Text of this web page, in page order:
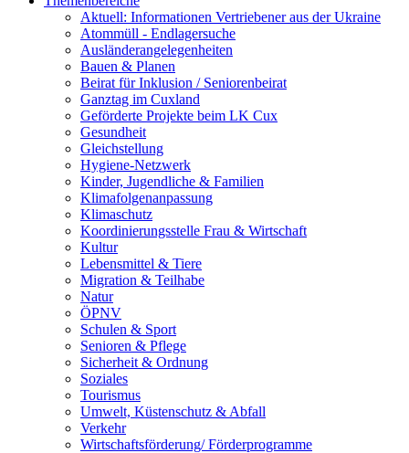
Aktuell: Informationen Vertriebener aus der Ukraine
Atommüll - Endlagersuche
Ausländerangelegenheiten
Bauen & Planen
Beirat für Inklusion / Seniorenbeirat
Ganztag im Cuxland
Geförderte Projekte beim LK Cux
Gesundheit
Gleichstellung
Hygiene-Netzwerk
Kinder, Jugendliche & Familien
Klimafolgenanpassung
Klimaschutz
Koordinierungsstelle Frau & Wirtschaft
Kultur
Lebensmittel & Tiere
Migration & Teilhabe
Natur
ÖPNV
Schulen & Sport
Senioren & Pflege
Sicherheit & Ordnung
Soziales
Tourismus
Umwelt, Küstenschutz & Abfall
Verkehr
Wirtschaftsförderung/ Förderprogramme